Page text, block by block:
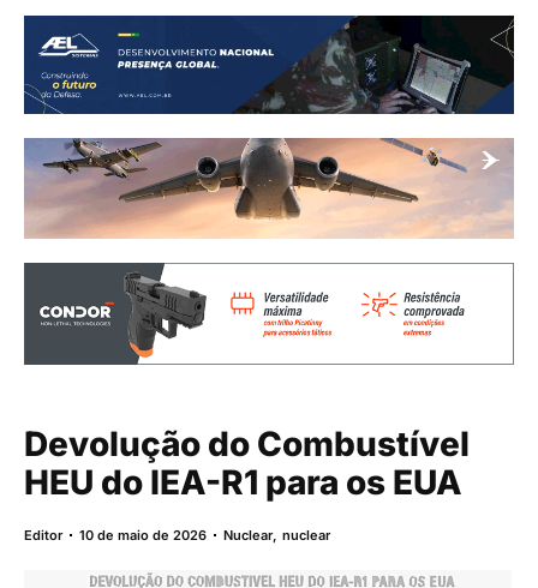
Devolução do Combustível
HEU do IEA-R1 para os EUA
Editor 10 de maio de 2026 Nuclear,nuclear